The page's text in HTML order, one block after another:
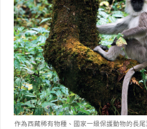
作為西藏稀有物種、國家一級保護動物的長